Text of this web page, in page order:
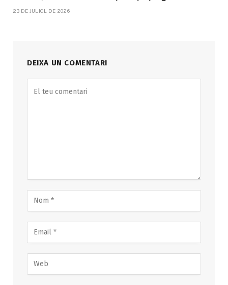
23 DE JULIOL DE 2026
DEIXA UN COMENTARI